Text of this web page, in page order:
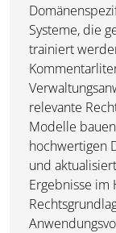
Systeme, die
trainiert
relevante
Modelle
hochwertigen
und
Ergebnisse im